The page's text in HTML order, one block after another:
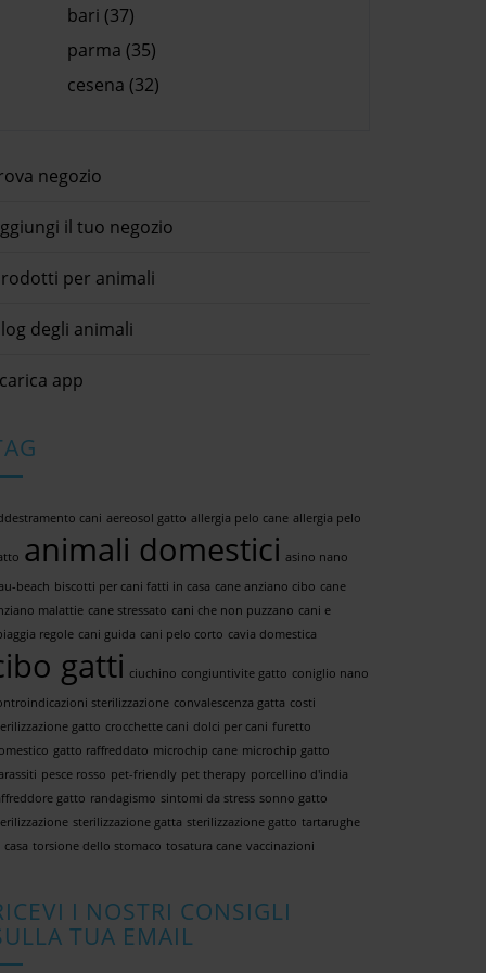
bari (37)
parma (35)
cesena (32)
negozio
il tuo negozio
per animali
degli animali
app
cani aereosol gatto allergia pelo cane allergia pelo
animali domestici asino nano
beach biscotti per cani fatti in casa cane anziano cibo cane
malattie cane stressato cani che non puzzano cani e
regole cani guida cani pelo corto cavia domestica
gatti ciuchino congiuntivite gatto coniglio nano
sterilizzazione convalescenza gatta costi
gatto crocchette cani dolci per cani furetto
gatto raffreddato microchip cane microchip gatto
pesce rosso pet-friendly pet therapy porcellino d'india
gatto randagismo sintomi da stress sonno gatto
sterilizzazione gatta sterilizzazione gatto tartarughe
casa torsione dello stomaco tosatura cane vaccinazioni
I NOSTRI CONSIGLI
TUA EMAIL